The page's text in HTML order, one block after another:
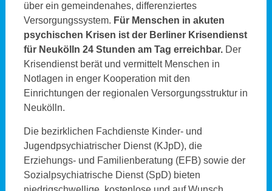
über ein gemeindenahes, differenziertes
Versorgungssystem. Für Menschen in akuten
psychischen Krisen ist der Berliner Krisendienst
für Neukölln 24 Stunden am Tag erreichbar. Der
Krisendienst berät und vermittelt Menschen in
Notlagen in enger Kooperation mit den
Einrichtungen der regionalen Versorgungsstruktur in
Neukölln.
Die bezirklichen Fachdienste Kinder- und
Jugendpsychiatrischer Dienst (KJpD), die
Erziehungs- und Familienberatung (EFB) sowie der
Sozialpsychiatrische Dienst (SpD) bieten